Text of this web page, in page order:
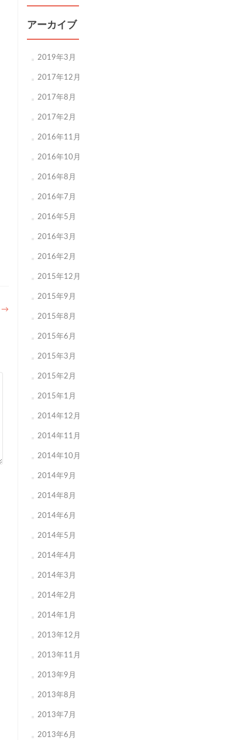
→
アーカイブ
2019年3月
2017年12月
2017年8月
2017年2月
2016年11月
2016年10月
2016年8月
2016年7月
2016年5月
2016年3月
2016年2月
2015年12月
2015年9月
2015年8月
2015年6月
2015年3月
2015年2月
2015年1月
2014年12月
2014年11月
2014年10月
2014年9月
2014年8月
2014年6月
2014年5月
2014年4月
2014年3月
2014年2月
2014年1月
2013年12月
2013年11月
2013年9月
2013年8月
2013年7月
2013年6月